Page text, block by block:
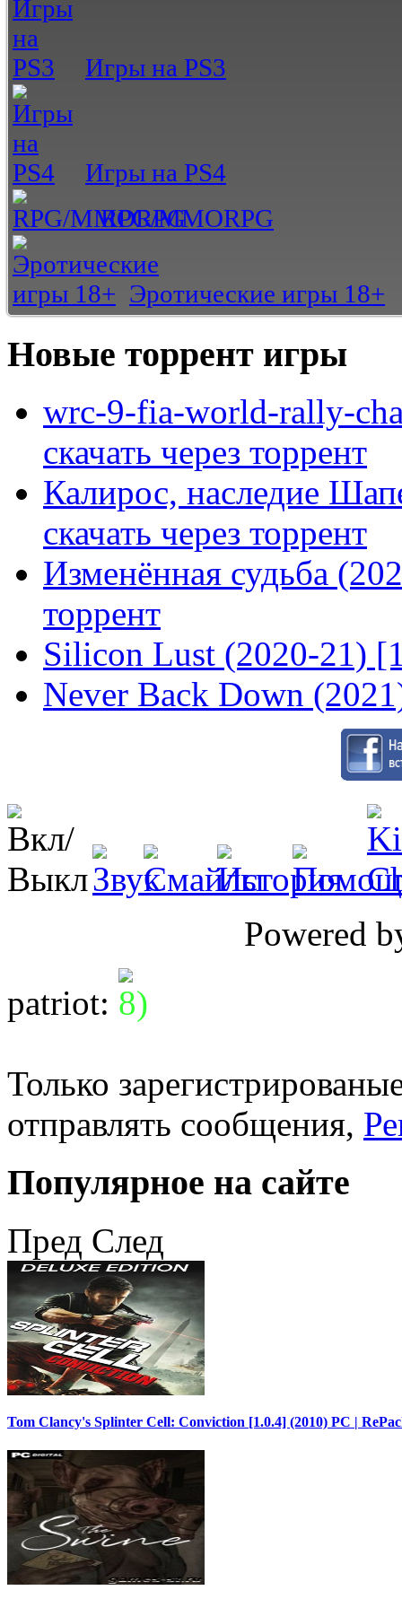
Игры на PS3
Игры на PS4
RPG/MMORPG
Эротические игры 18+
Новые торрент игры
wrc-9-fia-world-rally-
скачать через торрент
Калирос, наследие
скачать через торрент
Изменённая судьба
торрент
Silicon Lust (2020-21)
Never Back Down
Powered
patriot:
Только
отправлять сообщения,
Популярное на сайте
Пред След
Tom Clancy's Splinter Cell: Conviction [1.0.4] (2010) PC |